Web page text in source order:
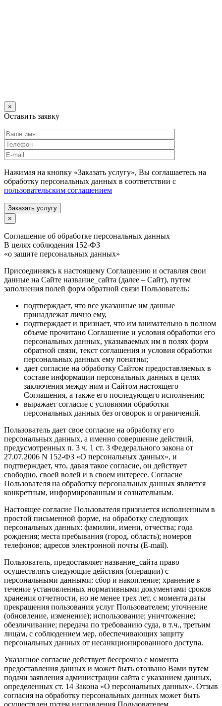
×
Оставить заявку
Нажимая на кнопку «Заказать услугу», Вы соглашаетесь на
обработку персональных данных в соответствии с
пользовательским соглашением
Заказать услугу
×
Соглашение об обработке персональных данных
В целях соблюдения 152-ФЗ
«о защите персональных данных»
Присоединяясь к настоящему Соглашению и оставляя свои
данные на Сайте название_сайта (далее – Сайт), путем
заполнения полей форм обратной связи Пользователь:
подтверждает, что все указанные им данные
принадлежат лично ему,
подтверждает и признает, что им внимательно в полном
объеме прочитано Соглашение и условия обработки его
персональных данных, указываемых им в полях форм
обратной связи, текст соглашения и условия обработки
персональных данных ему понятны;
дает согласие на обработку Сайтом предоставляемых в
составе информации персональных данных в целях
заключения между ним и Сайтом настоящего
Соглашения, а также его последующего исполнения;
выражает согласие с условиями обработки
персональных данных без оговорок и ограничений.
Пользователь дает свое согласие на обработку его
персональных данных, а именно совершение действий,
предусмотренных п. 3 ч. 1 ст. 3 Федерального закона от
27.07.2006 N 152-ФЗ «О персональных данных», и
подтверждает, что, давая такое согласие, он действует
свободно, своей волей и в своем интересе. Согласие
Пользователя на обработку персональных данных является
конкретным, информированным и сознательным.
Настоящее согласие Пользователя признается исполненным в
простой письменной форме, на обработку следующих
персональных данных: фамилии, имени, отчества; года
рождения; места пребывания (город, область); номеров
телефонов; адресов электронной почты (E-mail).
Пользователь, предоставляет название_сайта право
осуществлять следующие действия (операции) с
персональными данными: сбор и накопление; хранение в
течение установленных нормативными документами сроков
хранения отчетности, но не менее трех лет, с момента даты
прекращения пользования услуг Пользователем; уточнение
(обновление, изменение); использование; уничтожение;
обезличивание; передача по требованию суда, в т.ч., третьим
лицам, с соблюдением мер, обеспечивающих защиту
персональных данных от несанкционированного доступа.
Указанное согласие действует бессрочно с момента
предоставления данных и может быть отозвано Вами путем
подачи заявления администрации сайта с указанием данных,
определенных ст. 14 Закона «О персональных данных». Отзыв
согласия на обработку персональных данных может быть